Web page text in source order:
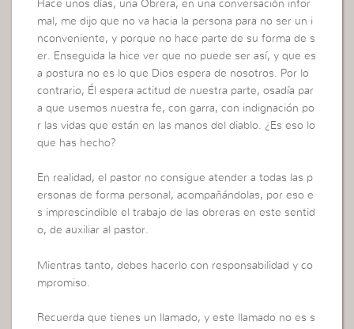
Hace unos días, una Obrera, en una conversación infor
mal, me dijo que no va hacia la persona para no ser un i
nconveniente, y porque no hace parte de su forma de s
er. Enseguida la hice ver que no puede ser así, y que es
a postura no es lo que Dios espera de nosotros. Por lo
contrario, Él espera actitud de nuestra parte, osadía par
a que usemos nuestra fe, con garra, con indignación po
r las vidas que están en las manos del diablo. ¿Es eso lo
que has hecho?
En realidad, el pastor no consigue atender a todas las p
ersonas de forma personal, acompañándolas, por eso e
s imprescindible el trabajo de las obreras en este sentid
o, de auxiliar al pastor.
Mientras tanto, debes hacerlo con responsabilidad y co
mpromiso.
Recuerda que tienes un llamado, y este llamado no es s